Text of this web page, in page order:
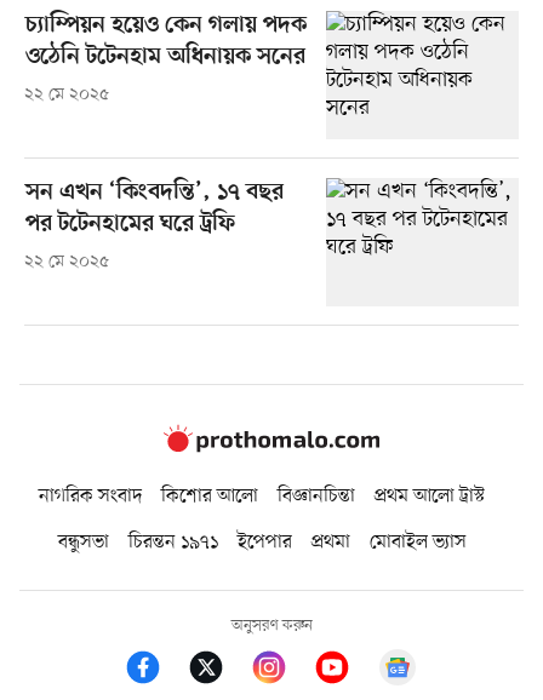
চ্যাম্পিয়ন হয়েও কেন গলায় পদক
ওঠেনি টটেনহাম অধিনায়ক সনের
২২ মে ২০২৫
সন এখন ‘কিংবদন্তি’, ১৭ বছর
পর টটেনহামের ঘরে ট্রফি
২২ মে ২০২৫
নাগরিক সংবাদ কিশোর আলো বিজ্ঞানচিন্তা
প্রথম আলো ট্রাস্ট
বন্ধুসভা
চিরন্তন ১৯৭১ ইপেপার প্রথমা মোবাইল ভ্যাস
অনুসরণ করুন